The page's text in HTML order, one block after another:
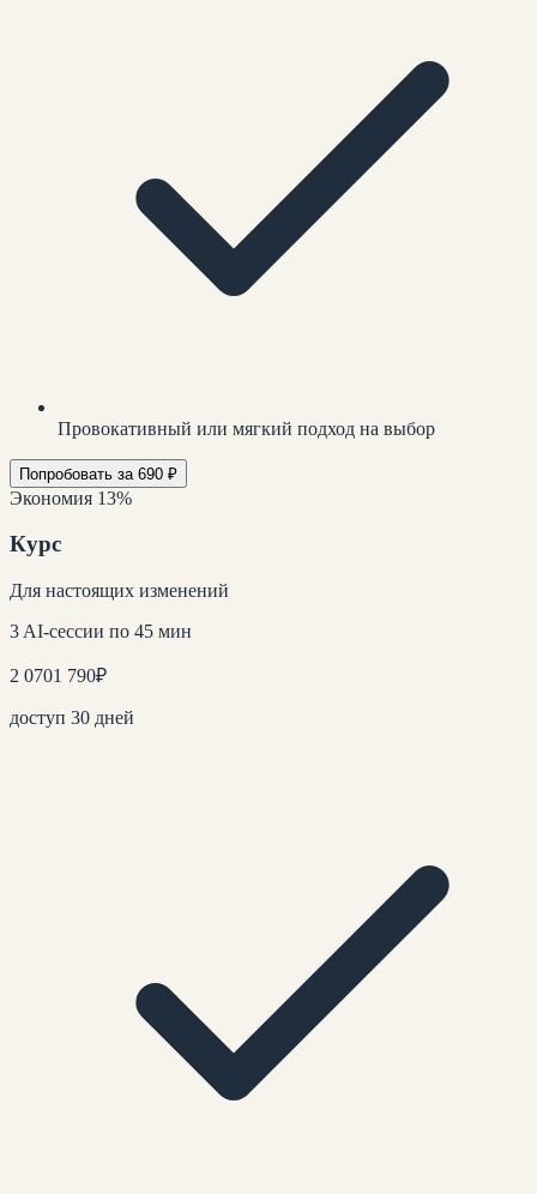
Провокативный или мягкий подход на выбор
Попробовать за 690 ₽
Экономия 13%
Курс
Для настоящих изменений
3 AI-сессии по 45 мин
2 0701 790₽
доступ 30 дней